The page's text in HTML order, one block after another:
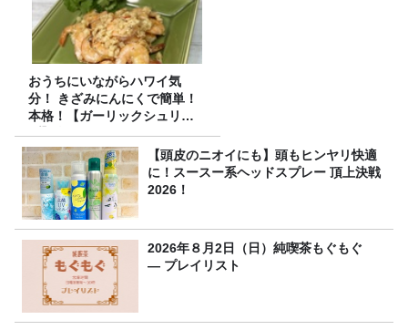
おうちにいながらハワイ気
分！ きざみにんにくで簡単！
本格！【ガーリックシュリン
プ】 桃屋のかんたんレシピ
【頭皮のニオイにも】頭もヒンヤリ快適
に！スースー系ヘッドスプレー 頂上決戦
2026！
2026年８月2日（日）純喫茶もぐもぐ
― プレイリスト